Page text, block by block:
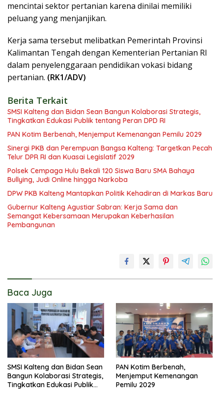
mencintai sektor pertanian karena dinilai memiliki
peluang yang menjanjikan.
Kerja sama tersebut melibatkan Pemerintah Provinsi
Kalimantan Tengah dengan Kementerian Pertanian RI
dalam penyelenggaraan pendidikan vokasi bidang
pertanian. (RK1/ADV)
Berita Terkait
SMSI Kalteng dan Bidan Sean Bangun Kolaborasi Strategis,
Tingkatkan Edukasi Publik tentang Peran DPD RI
PAN Kotim Berbenah, Menjemput Kemenangan Pemilu 2029
Sinergi PKB dan Perempuan Bangsa Kalteng: Targetkan Pecah
Telur DPR RI dan Kuasai Legislatif 2029
Polsek Cempaga Hulu Bekali 120 Siswa Baru SMA Bahaya
Bullying, Judi Online hingga Narkoba
DPW PKB Kalteng Mantapkan Politik Kehadiran di Markas Baru
Gubernur Kalteng Agustiar Sabran: Kerja Sama dan
Semangat Kebersamaan Merupakan Keberhasilan
Pembangunan
Baca Juga
SMSI Kalteng dan Bidan Sean
Bangun Kolaborasi Strategis,
Tingkatkan Edukasi Publik
PAN Kotim Berbenah,
Menjemput Kemenangan
Pemilu 2029